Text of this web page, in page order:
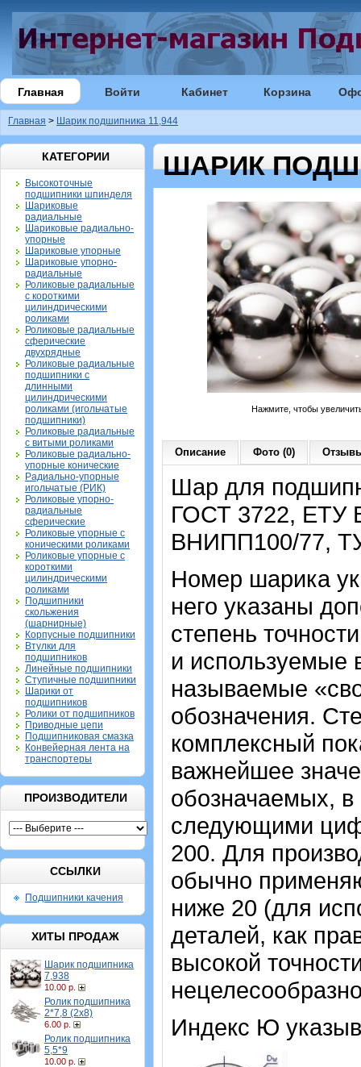
Главная Войти Кабинет Корзина
Главная > Шарик подшипника 11,944
КАТЕГОРИИ
Высокоточные
подшипники шпинделя
Шариковые
радиальные
Шариковые радиально-
упорные
Шариковые упорные
Шариковые упорно-
радиальные
Роликовые радиальные
с короткими
цилиндрическими
роликами
Роликовые радиальные
сферические
двухрядные
Роликовые радиальные
подшипники с
длинными
цилиндрическими
роликами (игольчатые
подшипники)
Роликовые радиальные
с витыми роликами
Роликовые радиально-
упорные конические
Радиально-упорные
игольчатые (РИК)
Роликовые упорно-
радиальные
сферические
Роликовые упорные с
коническими роликами
Роликовые упорные с
короткими
цилиндрическими
роликами
Подшипники
скольжения
(шарнирные)
Корпусные подшипники
Втулки для
подшипников
Линейные подшипники
Ступичные подшипники
Шарики от
подшипников
Ролики от подшипников
Приводные цепи
Подшипниковая смазка
Конвейерная лента на
транспортеры
ПРОИЗВОДИТЕЛИ
ССЫЛКИ
Подшипники качения
ХИТЫ ПРОДАЖ
Шарик подшипника
7,938
10.00 р.
Ролик подшипника
2*7,8 (2х8)
6.00 р.
Ролик подшипника
5,5*9
10.00 р.
ШАРИК
Нажмите, чтобы
Описание Фото (0)
Шар для
ГОСТ 3722, ЕТУ
ВНИПП100/77,
Номер шарика
него указаны
степень
и используемые
называемые
обозначения.
комплексный
важнейшее
обозначаемых,
следующими
200. Для
обычно
ниже 20 (для
деталей, как
высокой
Индекс Ю